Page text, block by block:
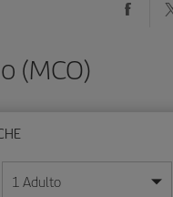
(MCO)
día/mes/año
1 Adulto